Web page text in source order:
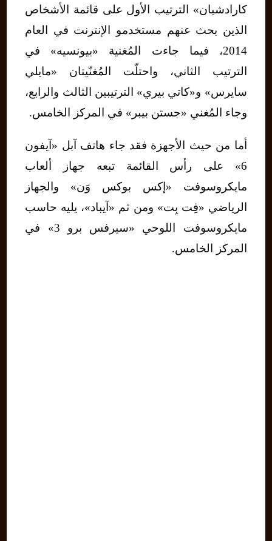
كارادشيان» الترتيب الأول على قائمة الأشخاص
الذين بحث عنهم مستخدمو الإنترنت في العام
2014، فيما جاءت المُغنية «بيونسيه» في
الترتيب الثاني، واحتلّت المُغنّيتان «مايلي
سايرس» و«كاتي بيري» الترتيبين الثالث والرابع،
وجاء المُغني «جستن بيبر» في المركز الخامس.
أما من حيث الأجهزة فقد جاء هاتف آبل «آيفون
6» على رأس القائمة تبعه جهاز ألعاب
مايكروسوفت «إكس بوكس وَن» والجهاز
الرياضي «فِت بِت» ومن ثم «آيباد»، يليه حاسب
مايكروسوفت اللوحي «سيرفس برو 3» في
المركز الخامس.